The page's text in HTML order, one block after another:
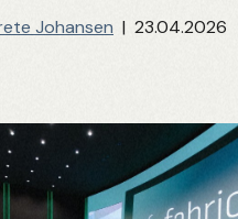
Johansen | 23.04.2026